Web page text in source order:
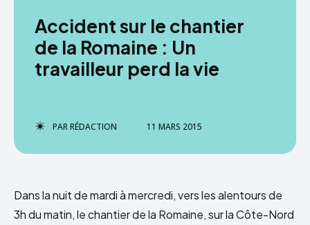
Accident sur le chantier
de la Romaine : Un
travailleur perd la vie
PARRÉDACTION 11 MARS 2015
Dans la nuit de mardi à mercredi, vers les alentours de
3h du matin, le chantier de la Romaine, sur la Côte-Nord